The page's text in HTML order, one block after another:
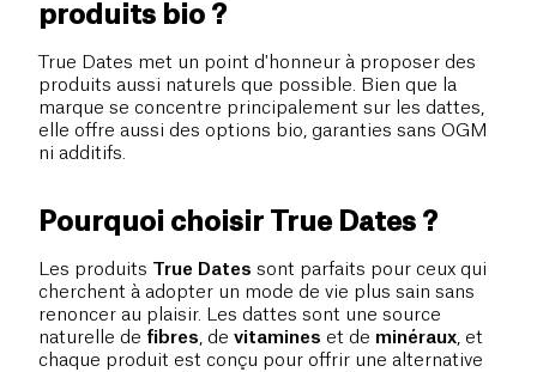
produits bio ?
True Dates met un point d'honneur à proposer des
produits aussi naturels que possible. Bien que la
marque se concentre principalement sur les dattes,
elle offre aussi des options bio, garanties sans OGM
ni additifs.
Pourquoi choisir True Dates ?
Les produits True Dates sont parfaits pour ceux qui
cherchent à adopter un mode de vie plus sain sans
renoncer au plaisir. Les dattes sont une source
naturelle de fibres , de vitamines et de minéraux , et
chaque produit est conçu pour offrir une alternative